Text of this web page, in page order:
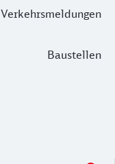
Verkehrsmeldungen
Baustellen